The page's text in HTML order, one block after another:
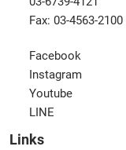
Fax: 03-4563-2100
Facebook
Instagram
Youtube
LINE
Links